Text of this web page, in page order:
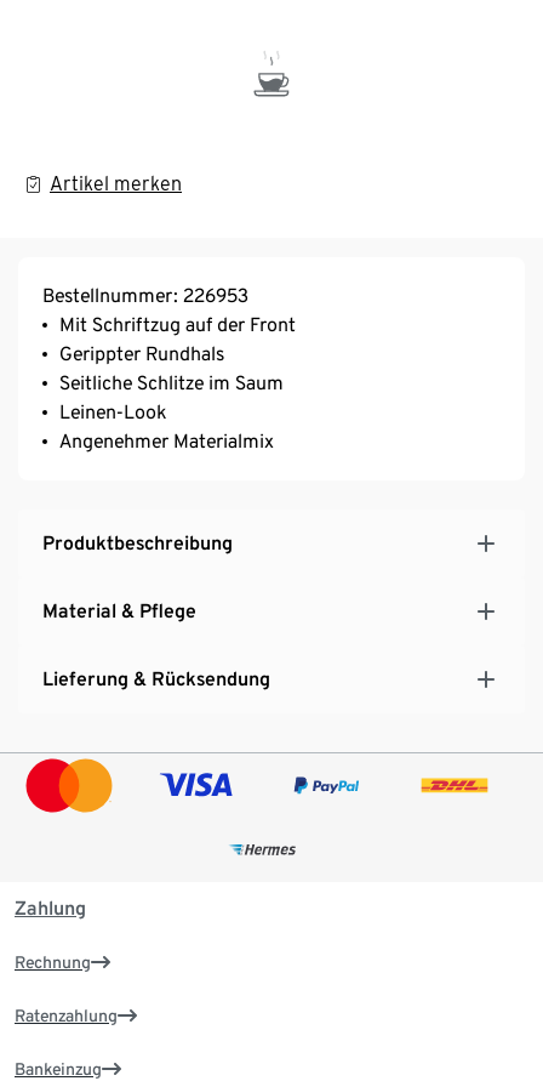
Artikel merken
Bestellnummer: 226953
Mit Schriftzug auf der Front
Gerippter Rundhals
Seitliche Schlitze im Saum
Leinen-Look
Angenehmer Materialmix
Produktbeschreibung
Material & Pflege
Lieferung & Rücksendung
Zahlung
Rechnung
Ratenzahlung
Bankeinzug